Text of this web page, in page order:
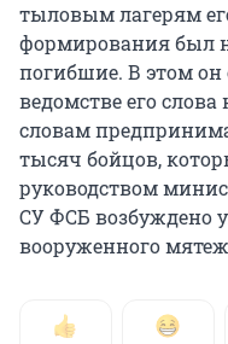
тыловым лагерям
формирования был
погибшие. В этом
ведомстве его
словам
тысяч бойцов,
руководством
СУ ФСБ возбуждено
вооруженного